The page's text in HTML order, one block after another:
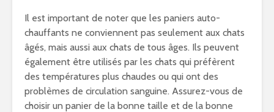
Il est important de noter que les paniers auto-
chauffants ne conviennent pas seulement aux chats
âgés, mais aussi aux chats de tous âges. Ils peuvent
également être utilisés par les chats qui préfèrent
des températures plus chaudes ou qui ont des
problèmes de circulation sanguine. Assurez-vous de
choisir un panier de la bonne taille et de la bonne